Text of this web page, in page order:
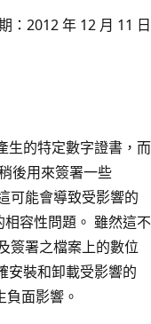
：2012 年 12 月 11 日
的特定數字證書，而
後用來簽署一些
可能會導致受影響的
容性問題。 雖然這不
簽署之檔案上的數位
安裝和卸載受影響的
面影響。